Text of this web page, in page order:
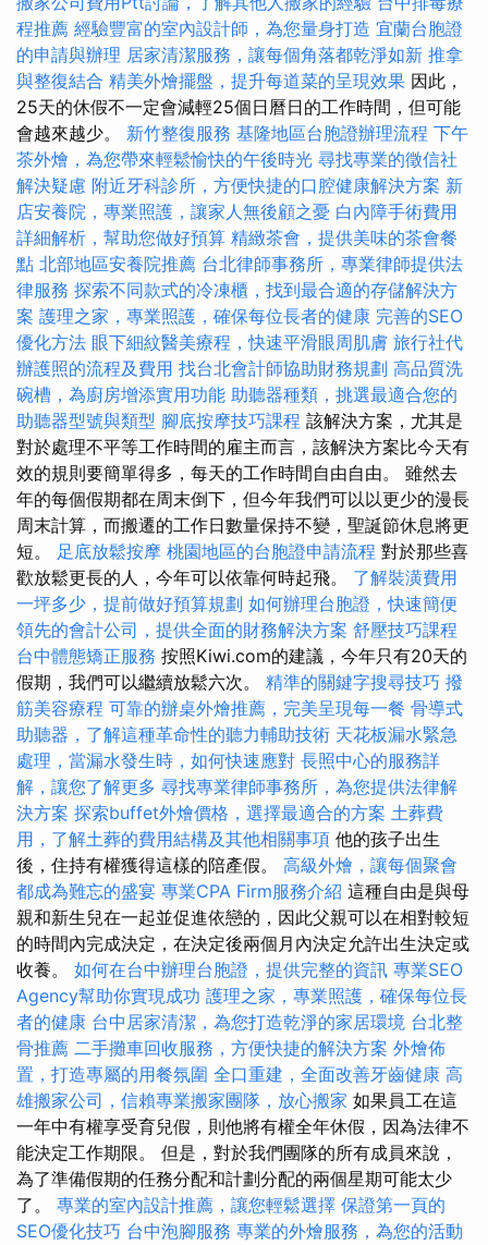
程推薦 經驗豐富的室內設計師，為您量身打造 宜蘭台胞證
的申請與辦理 居家清潔服務，讓每個角落都乾淨如新 推拿
與整復結合 精美外燴擺盤，提升每道菜的呈現效果 因此，
25天的休假不一定會減輕25個日曆日的工作時間，但可能
會越來越少。 新竹整復服務 基隆地區台胞證辦理流程 下午
茶外燴，為您帶來輕鬆愉快的午後時光 尋找專業的徵信社
解決疑慮 附近牙科診所，方便快捷的口腔健康解決方案 新
店安養院，專業照護，讓家人無後顧之憂 白內障手術費用
詳細解析，幫助您做好預算 精緻茶會，提供美味的茶會餐
點 北部地區安養院推薦 台北律師事務所，專業律師提供法
律服務 探索不同款式的冷凍櫃，找到最合適的存儲解決方
案 護理之家，專業照護，確保每位長者的健康 完善的SEO
優化方法 眼下細紋醫美療程，快速平滑眼周肌膚 旅行社代
辦護照的流程及費用 找台北會計師協助財務規劃 高品質洗
碗槽，為廚房增添實用功能 助聽器種類，挑選最適合您的
助聽器型號與類型 腳底按摩技巧課程 該解決方案，尤其是
對於處理不平等工作時間的雇主而言，該解決方案比今天有
效的規則要簡單得多，每天的工作時間自由自由。 雖然去
年的每個假期都在周末倒下，但今年我們可以以更少的漫長
周末計算，而搬遷的工作日數量保持不變，聖誕節休息將更
短。 足底放鬆按摩 桃園地區的台胞證申請流程 對於那些喜
歡放鬆更長的人，今年可以依靠何時起飛。 了解裝潢費用
一坪多少，提前做好預算規劃 如何辦理台胞證，快速簡便
領先的會計公司，提供全面的財務解決方案 舒壓技巧課程
台中體態矯正服務 按照Kiwi.com的建議，今年只有20天的
假期，我們可以繼續放鬆六次。 精準的關鍵字搜尋技巧 撥
筋美容療程 可靠的辦桌外燴推薦，完美呈現每一餐 骨導式
助聽器，了解這種革命性的聽力輔助技術 天花板漏水緊急
處理，當漏水發生時，如何快速應對 長照中心的服務詳
解，讓您了解更多 尋找專業律師事務所，為您提供法律解
決方案 探索buffet外燴價格，選擇最適合的方案 土葬費
用，了解土葬的費用結構及其他相關事項 他的孩子出生
後，住持有權獲得這樣的陪產假。 高級外燴，讓每個聚會
都成為難忘的盛宴 專業CPA Firm服務介紹 這種自由是與母
親和新生兒在一起並促進依戀的，因此父親可以在相對較短
的時間內完成決定，在決定後兩個月內決定允許出生決定或
收養。 如何在台中辦理台胞證，提供完整的資訊 專業SEO
Agency幫助你實現成功 護理之家，專業照護，確保每位長
者的健康 台中居家清潔，為您打造乾淨的家居環境 台北整
骨推薦 二手攤車回收服務，方便快捷的解決方案 外燴佈
置，打造專屬的用餐氛圍 全口重建，全面改善牙齒健康 高
雄搬家公司，信賴專業搬家團隊，放心搬家 如果員工在這
一年中有權享受育兒假，則他將有權全年休假，因為法律不
能決定工作期限。 但是，對於我們團隊的所有成員來說，
為了準備假期的任務分配和計劃分配的兩個星期可能太少
了。 專業的室內設計推薦，讓您輕鬆選擇 保證第一頁的
SEO優化技巧 台中泡腳服務 專業的外燴服務，為您的活動